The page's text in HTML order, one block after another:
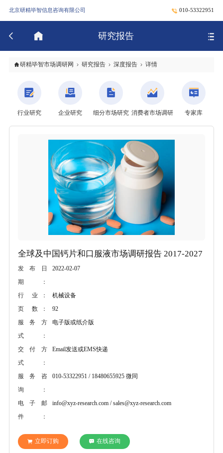
北京研精毕智信息咨询有限公司 010-53322951
研究报告
研精毕智市场调研网 研究报告 深度报告 详情
行业研究 企业研究 细分市场研究 消费者市场调研 专家库
全球及中国钙片和口服液市场调研报告 2017-2027
发布日
期：
2022-02-07
行 业：
机械设备
页 数：
92
服务方
式：
电子版或纸介版
交付方
式：
Email发送或EMS快递
服务咨
询：
010-53322951 / 18480655925 微同
电子邮
件：
info@xyz-research.com / sales@xyz-research.com
立即订购 在线咨询